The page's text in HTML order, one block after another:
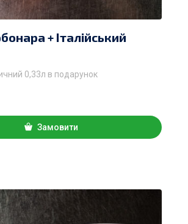
+ Італійський
0,33л в подарунок
Замовити